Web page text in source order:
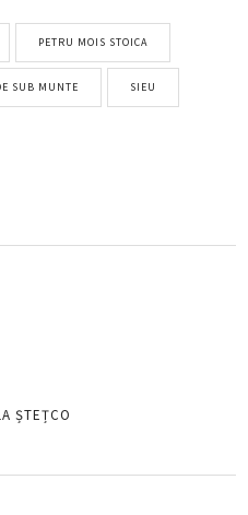
PETRU MOIS STOICA
SUB MUNTE SIEU
ȘTEȚCO